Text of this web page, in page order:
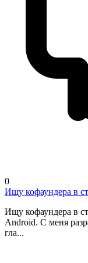
0
Ищу кофаундера в
Ищу кофаундера в
Android. С меня
гла...